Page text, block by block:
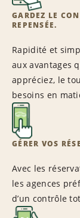
GARDEZ LE
REPENSÉE.
Rapidité et
aux avantages
appréciez, le
besoins en
GÉRER VOS
Avec les
les agences
d’un contrôle